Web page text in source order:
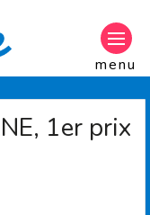
menu
1er prix